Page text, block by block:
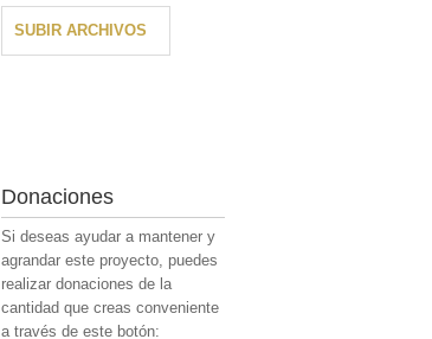
SUBIR ARCHIVOS
Donaciones
Si deseas ayudar a mantener y
agrandar este proyecto, puedes
realizar donaciones de la
cantidad que creas conveniente
a través de este botón: